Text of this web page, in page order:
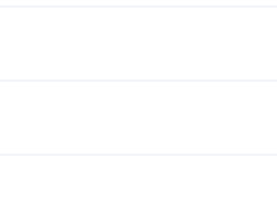
تدور في هذا الاتجاه بشكل أكثر حدة!